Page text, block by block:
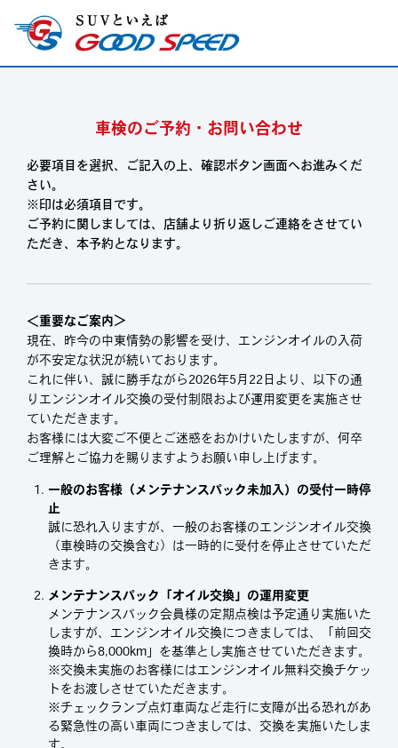
車検のご予約・お問い合わせ
必要項目を選択、ご記入の上、確認ボタン画面へお進みくだ
さい。
※印は必須項目です。
ご予約に関しましては、店舗より折り返しご連絡をさせてい
ただき、本予約となります。
＜重要なご案内＞
現在、昨今の中東情勢の影響を受け、エンジンオイルの入荷
が不安定な状況が続いております。
これに伴い、誠に勝手ながら2026年5月22日より、以下の通
りエンジンオイル交換の受付制限および運用変更を実施させ
ていただきます。
お客様には大変ご不便とご迷惑をおかけいたしますが、何卒
ご理解とご協力を賜りますようお願い申し上げます。
一般のお客様（メンテナンスパック未加入）の受付一時停
止
誠に恐れ入りますが、一般のお客様のエンジンオイル交換
（車検時の交換含む）は一時的に受付を停止させていただ
きます。
メンテナンスパック「オイル交換」の運用変更
メンテナンスパック会員様の定期点検は予定通り実施いた
しますが、エンジンオイル交換につきましては、「前回交
換時から8,000km」を基準とし実施させていただきます。
※交換未実施のお客様にはエンジンオイル無料交換チケッ
トをお渡しさせていただきます。
※チェックランプ点灯車両など走行に支障が出る恐れがあ
る緊急性の高い車両につきましては、交換を実施いたしま